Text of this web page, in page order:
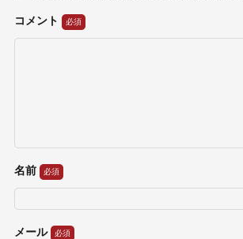
コメント
名前
メール